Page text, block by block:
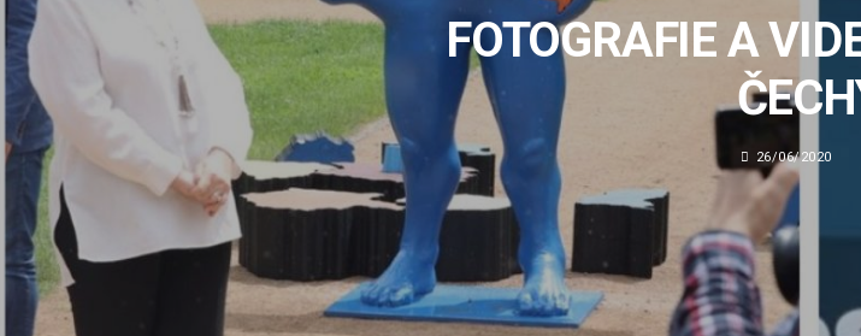
FOTOGRAFIE A
26/06/2020